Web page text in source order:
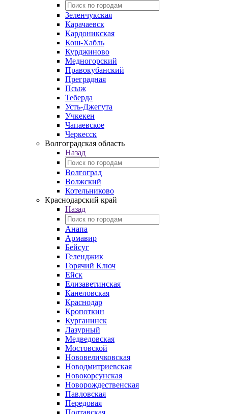
Зеленчукская
Карачаевск
Кардоникская
Кош-Хабль
Курджиново
Медногорский
Правокубанский
Преградная
Псыж
Теберда
Усть-Джегута
Учкекен
Чапаевское
Черкесск
Волгоградская область
Назад
Волгоград
Волжский
Котельниково
Краснодарский край
Назад
Анапа
Армавир
Бейсуг
Геленджик
Горячий Ключ
Ейск
Елизаветинская
Канеловская
Краснодар
Кропоткин
Курганинск
Лазурный
Медведовская
Мостовской
Нововеличковская
Новодмитриевская
Новокорсунская
Новорождественская
Павловская
Передовая
Полтавская